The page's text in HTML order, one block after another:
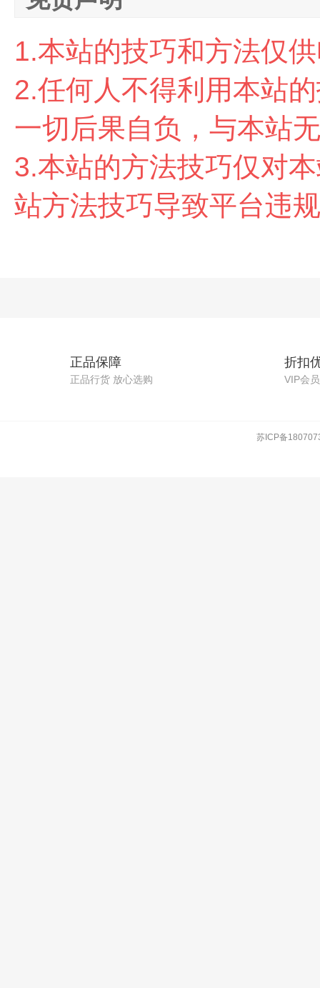
1.本站的技巧和方法仅
2.任何人不得利用本站
一切后果自负，与本站
3.本站的方法技巧仅对
站方法技巧导致平台违
正品保障
正品行货 放心选购
折扣
VIP会
苏ICP备